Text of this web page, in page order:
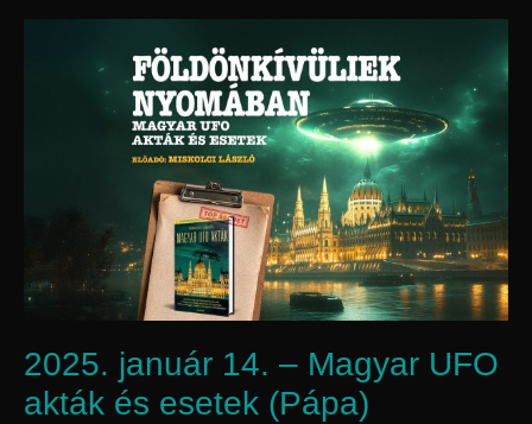
2025. január 14. – Magyar UFO
akták és esetek (Pápa)